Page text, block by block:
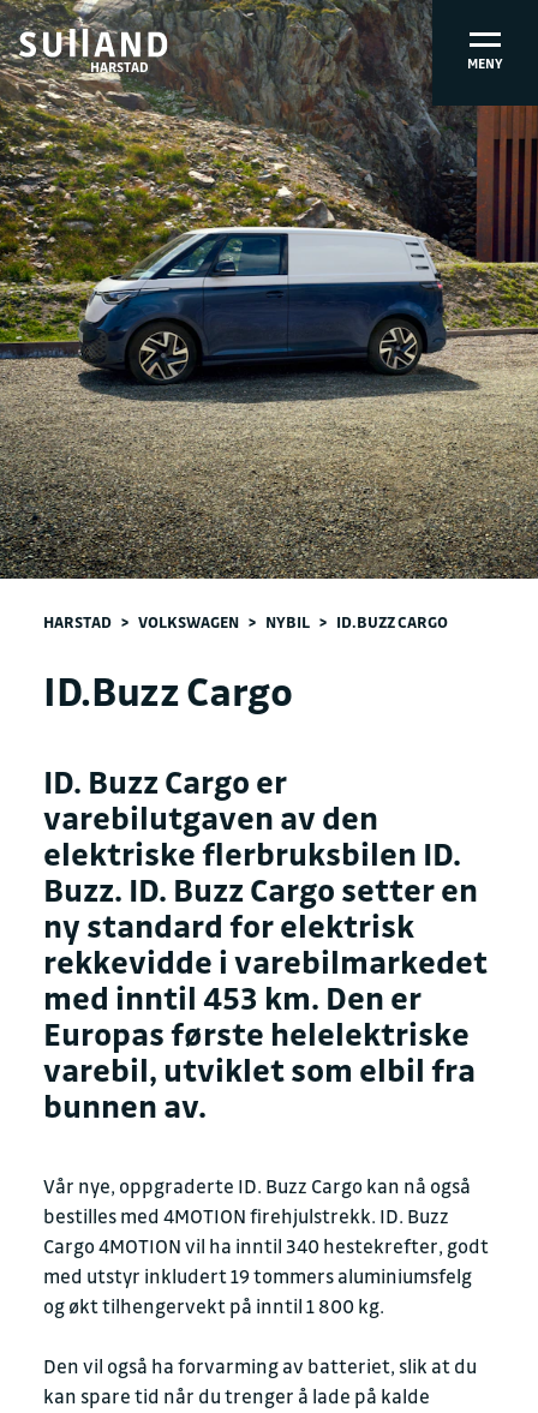
HARSTAD MENY
HARSTAD > VOLKSWAGEN > NYBIL > ID.BUZZ CARGO
ID.Buzz Cargo
ID. Buzz Cargo er
varebilutgaven av den
elektriske flerbruksbilen ID.
Buzz. ID. Buzz Cargo setter en
ny standard for elektrisk
rekkevidde i varebilmarkedet
med inntil 453 km. Den er
Europas første helelektriske
varebil, utviklet som elbil fra
bunnen av.
Vår nye, oppgraderte ID. Buzz Cargo kan nå også
bestilles med 4MOTION firehjulstrekk. ID. Buzz
Cargo 4MOTION vil ha inntil 340 hestekrefter, godt
med utstyr inkludert 19 tommers aluminiumsfelg
og økt tilhengervekt på inntil 1 800 kg.
Den vil også ha forvarming av batteriet, slik at du
kan spare tid når du trenger å lade på kalde